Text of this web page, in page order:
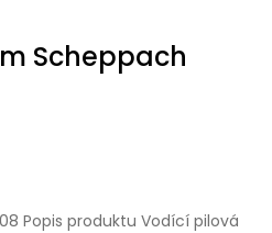
Scheppach
Popis produktu Vodící pilová